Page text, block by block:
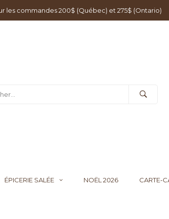
les commandes 200$ (Québec) et 275$ (Ontario)
ÉPICERIE SALÉE NOËL 2026 CARTE-